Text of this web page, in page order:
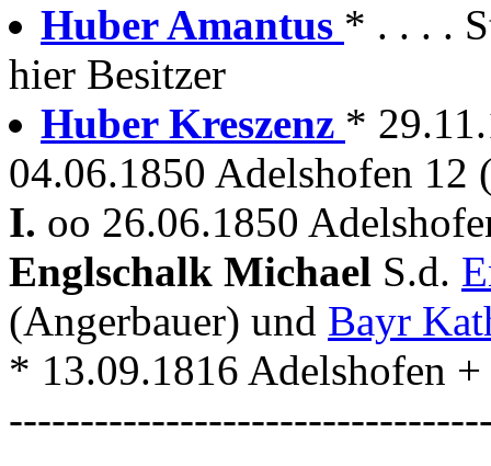
Huber Amantus * . . . .
hier Besitzer
Huber Kreszenz *
04.06.1850 Adelshofen 12
I. oo 26.06.1850
Englschalk Michael S.d.
(Angerbauer) und Bayr
* 13.09.1816 Adelshofen